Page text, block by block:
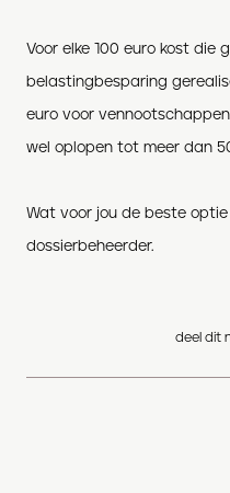
Voor elke 100 euro kost die
belastingbesparing
euro voor
wel oplopen tot meer dan
Wat voor jou de beste
dossierbeheerder.
deel dit